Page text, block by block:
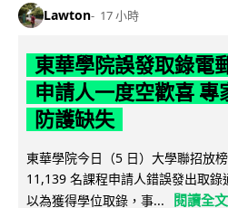
Lawton 17 小時
東華學院誤發取錄電
申請人一度空歡喜
防護缺失
東華學院今日（5 日）大學聯招放
11,139 名課程申請人錯誤發出取
以為獲得學位取錄，事...
閱讀全文